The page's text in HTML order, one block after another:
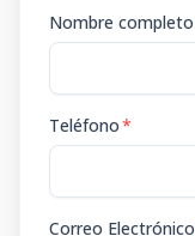
Nombre completo
Teléfono*
Correo Electrónico